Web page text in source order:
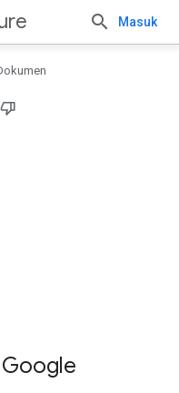
Masuk